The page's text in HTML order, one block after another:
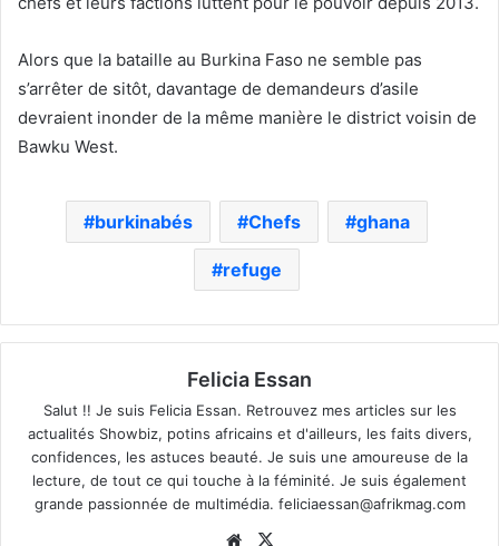
Alors que la bataille au Burkina Faso ne semble pas
s’arrêter de sitôt, davantage de demandeurs d’asile
devraient inonder de la même manière le district voisin de
Bawku West.
burkinabés Chefs ghana
refuge
Felicia Essan
Salut !! Je suis Felicia Essan. Retrouvez mes articles sur les
actualités Showbiz, potins africains et d'ailleurs, les faits divers,
confidences, les astuces beauté. Je suis une amoureuse de la
lecture, de tout ce qui touche à la féminité. Je suis également
grande passionnée de multimédia. feliciaessan@afrikmag.com
Website